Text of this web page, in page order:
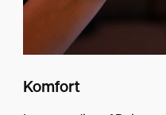
Komfort